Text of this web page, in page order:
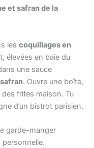
et safran de la
les coquillages en
élevées en baie du
une sauce
safran. Ouvre une boîte,
frites maison. Tu
d’un bistrot parisien.
garde-manger
personnelle.